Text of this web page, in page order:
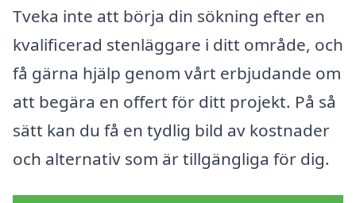
Tveka inte att börja din sökning efter en
kvalificerad stenläggare i ditt område, och
få gärna hjälp genom vårt erbjudande om
att begära en offert för ditt projekt. På så
sätt kan du få en tydlig bild av kostnader
och alternativ som är tillgängliga för dig.